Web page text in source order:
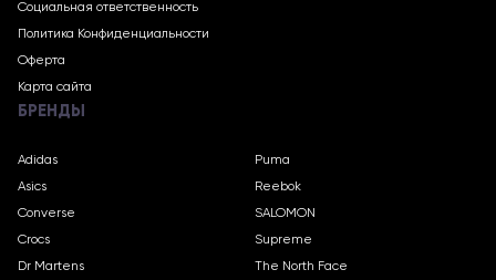
Социальная ответственность
Политика Конфиденциальности
Оферта
Карта сайта
БРЕНДЫ
Adidas
Asics
Converse
Crocs
Dr Martens
Puma
Reebok
SALOMON
Supreme
The North Face